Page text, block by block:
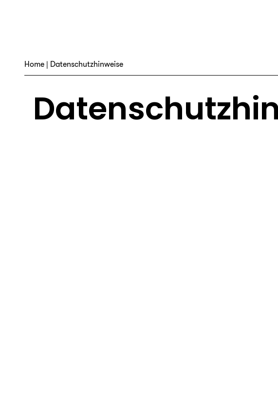
Home | Datenschutzhinweise